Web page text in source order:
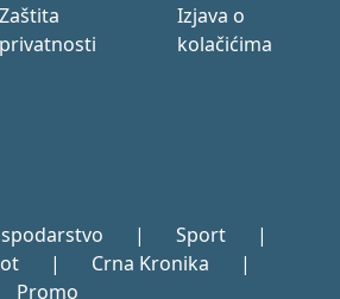
Zaštita
privatnosti
Izjava o
kolačićima
| Sport
|
| Crna Kronika
|
Promo